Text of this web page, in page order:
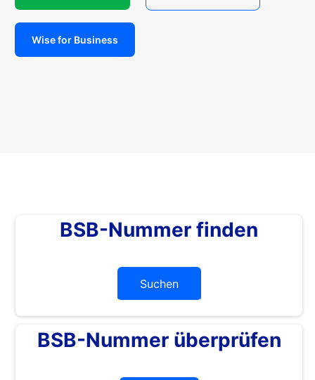
Wise for Business
BSB-Nummer finden
Suchen
BSB-Nummer überprüfen